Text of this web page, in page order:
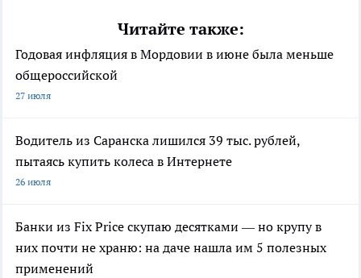
Читайте также:
Годовая инфляция в Мордовии в июне была меньше
общероссийской
27 июля
Водитель из Саранска лишился 39 тыс. рублей,
пытаясь купить колеса в Интернете
26 июля
Банки из Fix Price скупаю десятками — но крупу в
них почти не храню: на даче нашла им 5 полезных
применений